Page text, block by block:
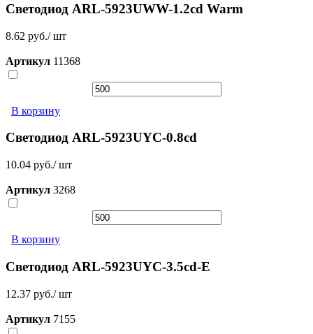
Светодиод ARL-5923UWW-1.2cd Warm
8.62 руб./ шт
Артикул 11368
В корзину
Светодиод ARL-5923UYC-0.8cd
10.04 руб./ шт
Артикул 3268
В корзину
Светодиод ARL-5923UYC-3.5cd-E
12.37 руб./ шт
Артикул 7155